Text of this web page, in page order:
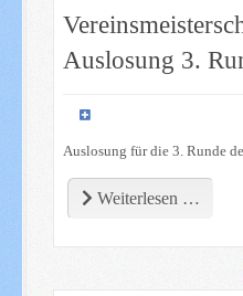
Auslosung 3.
Auslosung für die 3. Runde
Weiterlesen …